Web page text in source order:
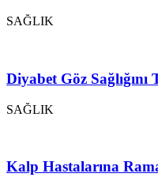
SAĞLIK
Diyabet Göz
SAĞLIK
Kalp Hastalarına